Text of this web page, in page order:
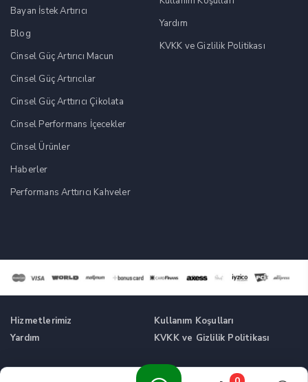
Bayan İstek Artırıcı
Blog
Cinsel Güç Artırıcı Macun
Cinsel Güç Artırıcılar
Cinsel Güç Arttırıcı Çikolata
Cinsel Performans İçecekler
Cinsel Ürünler
Haberler
Performans Arttırıcı Kahveler
Yardım
KVKK ve Gizlilik Politikası
Hizmetlerimiz
Kullanım Koşulları
Yardım
KVKK ve Gizlilik Politikası
Tüm Hakları Saklıdır. © Cinsel Güç Artırıcı Takviyeler -